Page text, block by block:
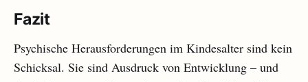
Fazit
Psychische Herausforderungen im Kindesalter sind kein
Schicksal. Sie sind Ausdruck von Entwicklung – und